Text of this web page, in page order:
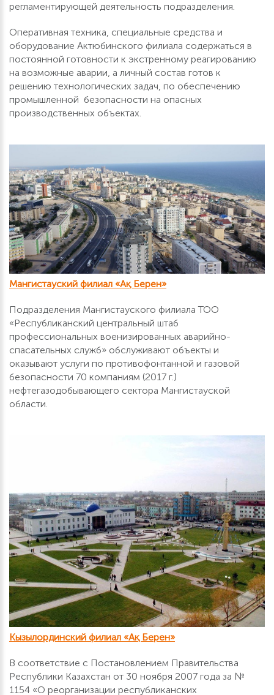
регламентирующей деятельность подразделения.
Оперативная техника, специальные средства и
оборудование Актюбинского филиала содержаться в
постоянной готовности к экстренному реагированию
на возможные аварии, а личный состав готов к
решению технологических задач, по обеспечению
промышленной безопасности на опасных
производственных объектах.
Мангистауский филиал «Ақ Берен»
Подразделения Мангистауского филиала ТОО
«Республиканский центральный штаб
профессиональных военизированных аварийно-
спасательных служб» обслуживают объекты и
оказывают услуги по противофонтанной и газовой
безопасности 70 компаниям (2017 г.)
нефтегазодобывающего сектора Мангистауской
области.
Кызылординский филиал «Ақ Берен»
В соответствие с Постановлением Правительства
Республики Казахстан от 30 ноября 2007 года за №
1154 «О реорганизации республиканских